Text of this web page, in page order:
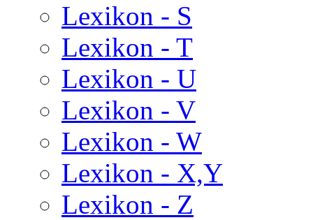
Lexikon - S
Lexikon - T
Lexikon - U
Lexikon - V
Lexikon - W
Lexikon - X,Y
Lexikon - Z